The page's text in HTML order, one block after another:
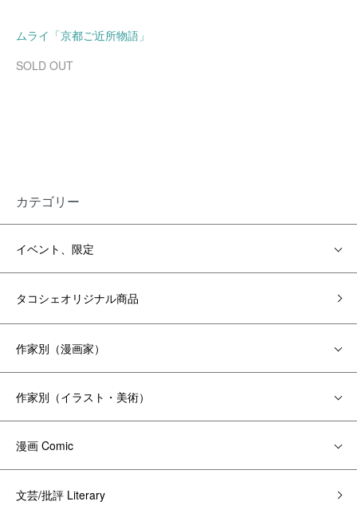
ムライ「京都ご近所物語」
SOLD OUT
カテゴリー
イベント、限定
タコシェオリジナル商品
作家別（漫画家）
作家別（イラスト・美術）
漫画 Comic
文芸/批評 Literary